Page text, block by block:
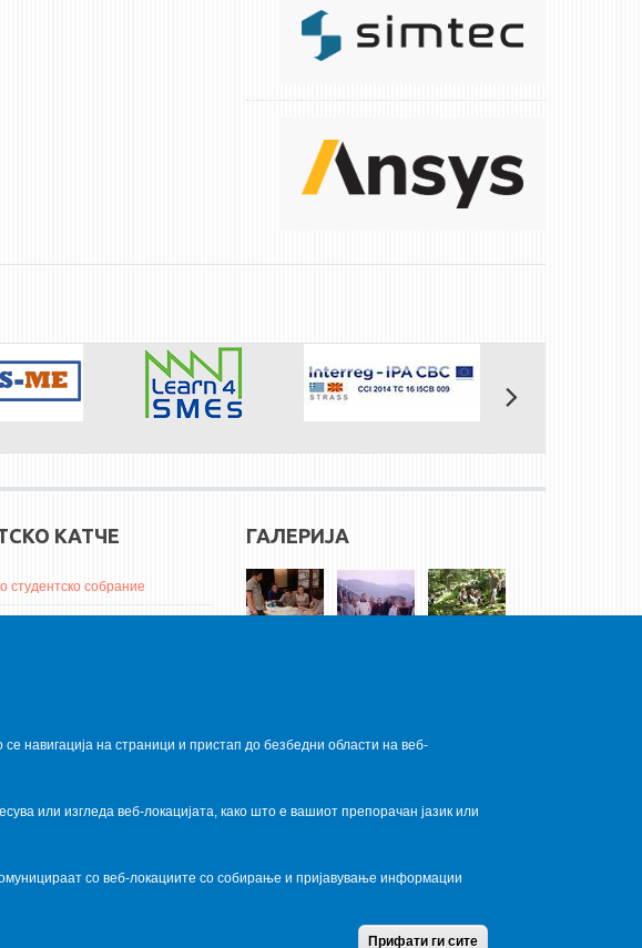
КАТЧЕ
студентско собрание
ГАЛЕРИЈА
Terms condition Privacy Policy
навигација на страници и пристап до безбедни области на веб-
или изгледа веб-локацијата, како што е вашиот препорачан јазик или
со веб-локациите со собирање и пријавување информации
Прифати ги сите